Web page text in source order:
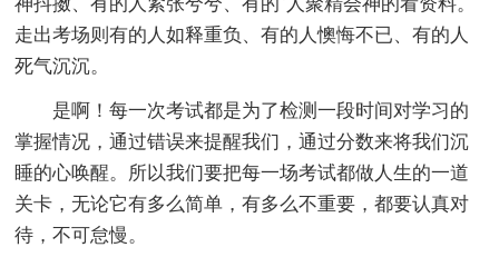
走出考场则有的人如释重负、有的人懊悔不已、有的人
死气沉沉。
是啊！每一次考试都是为了检测一段时间对学习的
掌握情况，通过错误来提醒我们，通过分数来将我们沉
睡的心唤醒。所以我们要把每一场考试都做人生的一道
关卡，无论它有多么简单，有多么不重要，都要认真对
待，不可怠慢。